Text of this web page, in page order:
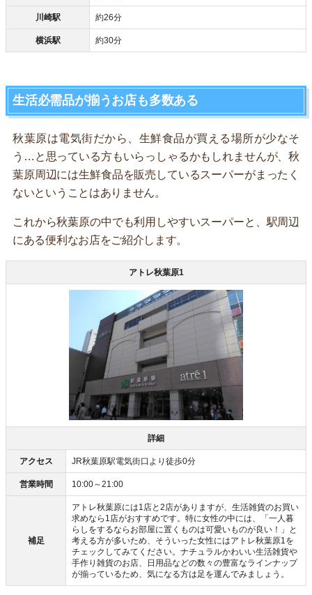
川崎駅 約26分
横浜駅 約30分
生活必需品が揃うお店も多数ある
秋葉原は電気街だから、生鮮食品が買える場所が少なそ
う…と思っている方もいらっしゃるかもしれませんが、秋
葉原周辺には生鮮食品を販売しているスーパーがまったく
ないということはありません。
これから秋葉原の中でも利用しやすいスーパーと、駅周辺
にある便利なお店をご紹介します。
アトレ秋葉原1
詳細
アクセス JR秋葉原駅電気街口より徒歩0分
営業時間 10:00～21:00
補足
アトレ秋葉原には1店と2店がありますが、生活雑貨のお買い
求めなら1店がおすすめです。特に女性の中には、「一人暮
らしをするならお部屋に置くものは可愛いものが良い！」と
考える方が多いため、そういった女性にはアトレ秋葉原1を
チェックしてみてください。ナチュラルかわいい生活雑貨や
手作り雑貨のお店、日用品などの数々の豊富なラインナップ
が揃っているため、気になる方は足を運んでみましょう。